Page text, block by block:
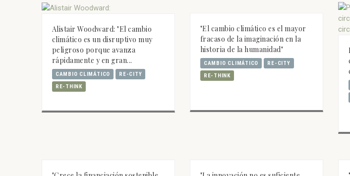
Alistair Woodward: "El cambio
climático es un disruptivo muy
peligroso porque avanza
rápidamente y en gran...
CAMBIO CLIMÁTICO
RE-CITY
RE-THINK
"El cambio climático es el mayor
fracaso de la imaginación en la
historia de la humanidad"
CAMBIO CLIMÁTICO
RE-CITY
RE-THINK